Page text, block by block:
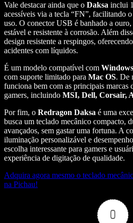
Vale destacar ainda que o Daksa inclui
acessíveis via a tecla “FN”, facilitando
uso. O conector USB é banhado a
estável e resistente à corrosão. Além
design resistente a respingos,
acidentes com líquidos.
É um modelo compatível com
com suporte limitado para Mac OS. De
funciona bem com as principais marcas
gamers, incluindo MSI, Dell, Corsair,
Por fim, o Redragon Daksa é uma
busca um teclado mecânico compacto,
avançados, sem gastar uma fortuna. A
iluminação personalizável e
escolha interessante para gamers e
experiência de digitação de qualidade.
Adquira agora mesmo o teclado
na Pichau!
0